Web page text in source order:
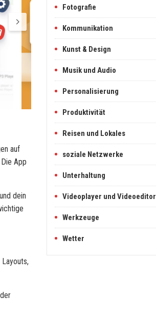
auf
App
dein
Fotografie
Kommunikation
Kunst & Design
Musik und Audio
Personalisierung
Produktivität
Reisen und Lokales
soziale Netzwerke
Unterhaltung
Videoplayer und Videoeditor
Werkzeuge
Wetter